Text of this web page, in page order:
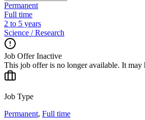
Permanent
Full time
2 to 5 years
Science / Research
Job Offer Inactive
This job offer is no longer available. It may
Job Type
Permanent, Full time